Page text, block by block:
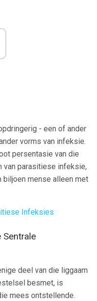
- een of ander
vorms van infeksie.
persentasie van die
van parasitiese infeksie,
biljoen mense alleen met
Infeksies
Sentrale
deel van die liggaam
besmet, is
mees ontstellende.